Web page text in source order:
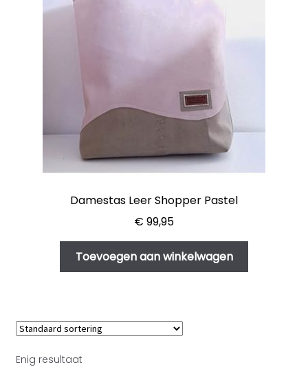
Damestas Leer Shopper Pastel
€ 99,95
Toevoegen aan winkelwagen
Enig resultaat